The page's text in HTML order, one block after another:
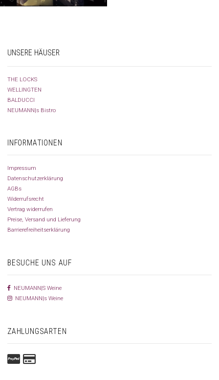
UNSERE HÄUSER
THE LOCKS
WELLINGTEN
BALDUCCI
NEUMANN|s Bistro
INFORMATIONEN
Impressum
Datenschutzerklärung
AGBs
Widerrufsrecht
Vertrag widerrufen
Preise, Versand und Lieferung
Barrierefreiheitserklärung
BESUCHE UNS AUF
NEUMANN|S Weine
NEUMANN|s Weine
ZAHLUNGSARTEN